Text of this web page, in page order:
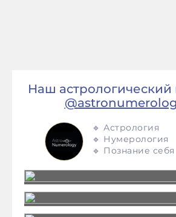
Наш астрологический
🔹 Астрология
🔹 Нумерология
🔹 Познание себя